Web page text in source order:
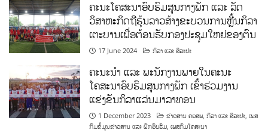
ຄະນະໂຄສະນາອົບຮົມສູນກາງພັກ ແລະ ລັດ
ວິສາຫະກິດຖືຮຸ້ນລາວສ້າງຂະບວນການຫຼີ້ນກິລາ
ເຕະບານເພື່ອຕ້ອນຮັບກອງປະຊຸມໃຫຍ່ຂອງຕົນ
17 June 2024 ກິລາ ແລະ ສິລະປະ
ຄະນະນຳ ແລະ ພະນັກງານພາຍໃນຄະນະ
ໂຄສະນາອົບຮົມສູນກາງພັກ ເຂົ້າຮ່ວມງານ
ແຂ່ງຂັນກິລາແລ່ນມາລາທອນ
1 December 2023 ຂ່າວສານ ຄອສພ ,ກິລາ ແລະ ສິລະປະ ,ເພສ
ກົມຂໍ້ມູນຂ່າວສານ ແລະ ຝຶກອົບຮົມ ,ເພສກົມໂຄສະນາ